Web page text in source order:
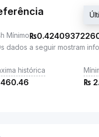
Mínimo₨
dados a seguir mostram
histórica
460.46 ₨